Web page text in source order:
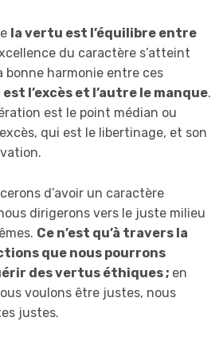
la vertu est l’équilibre entre
du caractère s’atteint
bonne harmonie entre ces
est l’excès et l’autre le manque.
est le point médian ou
qui est le libertinage, et son
d’avoir un caractère
dirigerons vers le juste milieu
Ce n’est qu’à travers la
que nous pourrons
des vertus éthiques ; en
voulons être justes, nous
justes.